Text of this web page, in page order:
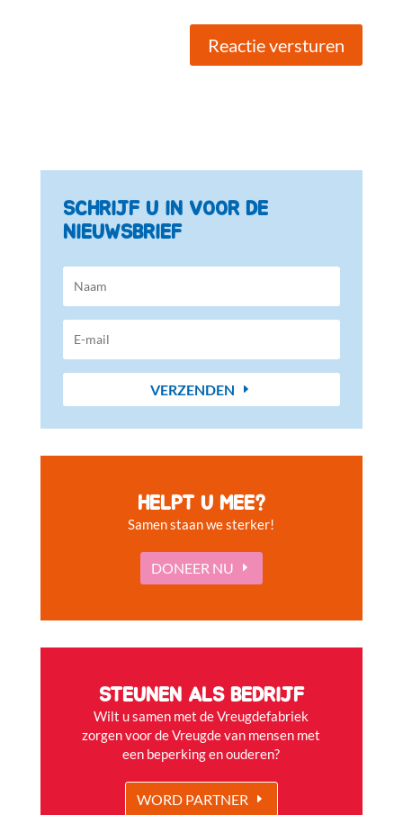
Reactie versturen
SCHRIJF U IN VOOR DE
NIEUWSBRIEF
VERZENDEN
HELPT U MEE?
Samen staan we sterker!
DONEER NU
STEUNEN ALS BEDRIJF
Wilt u samen met de Vreugdefabriek
zorgen voor de Vreugde van mensen met
een beperking en ouderen?
WORD PARTNER